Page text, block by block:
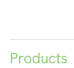
Products